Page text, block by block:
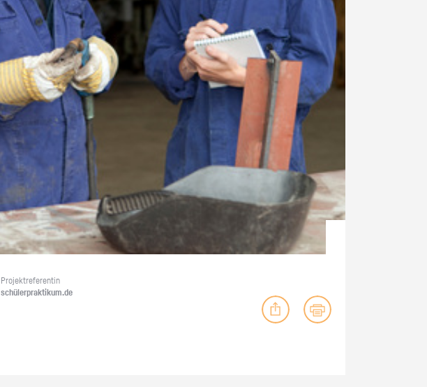
auf dich neugierig machst.
deinem Schülerpraktikum und die
Polizei-Ausbildung schon heute in
virtueller Realität!
Pro­jekt­re­fe­ren­tin
schü­ler­prak­ti­kum.de